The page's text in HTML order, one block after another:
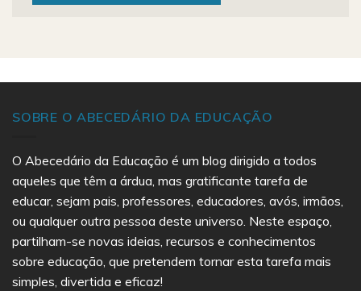
SOBRE O ABECEDÁRIO DA EDUCAÇÃO
O Abecedário da Educação é um blog dirigido a todos
aqueles que têm a árdua, mas gratificante tarefa de
educar, sejam pais, professores, educadores, avós, irmãos,
ou qualquer outra pessoa deste universo. Neste espaço,
partilham-se novas ideias, recursos e conhecimentos
sobre educação, que pretendem tornar esta tarefa mais
simples, divertida e eficaz!